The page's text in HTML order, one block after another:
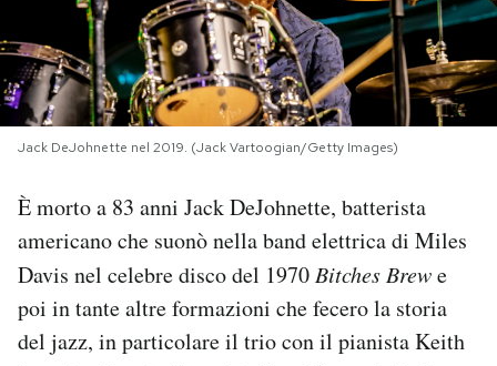
Sport
Mondiali calcio 2026
PODCAST
SHOP
Jack DeJohnette nel 2019. (Jack Vartoogian/Getty Images)
È morto a 83 anni Jack DeJohnette, batterista
americano che suonò nella band elettrica di Miles
Davis nel celebre disco del 1970 Bitches Brewe
poi in tante altre formazioni che fecero la storia
del jazz, in particolare il trio con il pianista Keith